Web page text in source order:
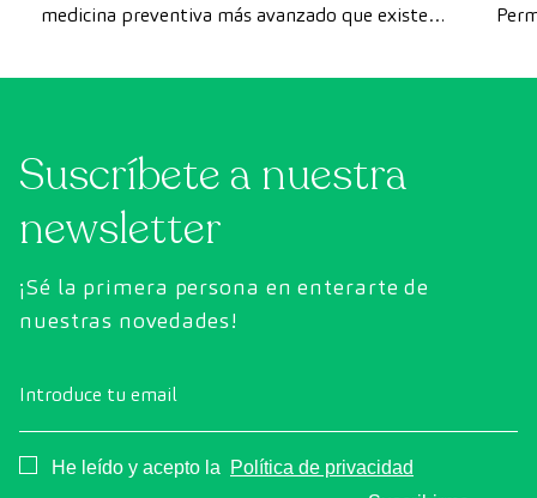
medicina preventiva más avanzado que existe
convencionales, este chequeo utiliza la
exhaustiva el estado de los órganos vitales, el
sistema vascular y el cerebro antes de que
aparezcan los primeros síntomas.
Suscríbete a nuestra
newsletter
¡Sé la primera persona en enterarte de
nuestras novedades!
Introduce tu email
Consentimiento
He leído y acepto la
Política de privacidad